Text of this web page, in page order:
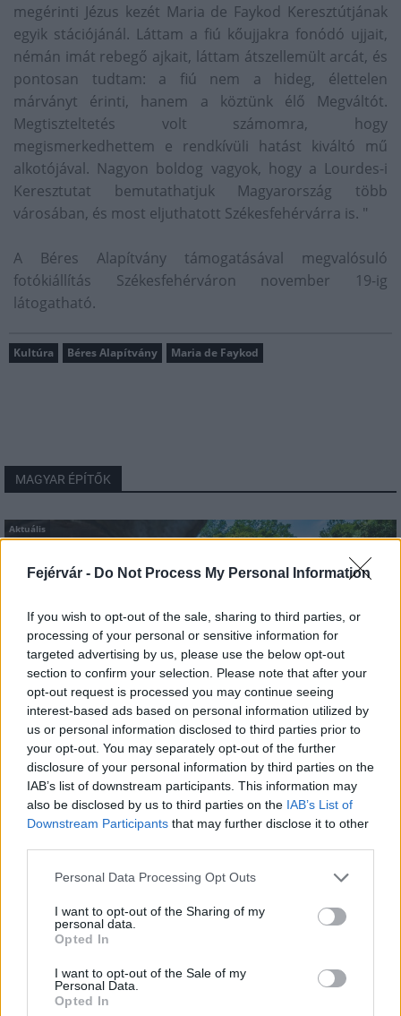
Fejérvár - Do Not Process My Personal Information
If you wish to opt-out of the sale, sharing to third parties, or
processing of your personal or sensitive information for
targeted advertising by us, please use the below opt-out
section to confirm your selection. Please note that after your
opt-out request is processed you may continue seeing
interest-based ads based on personal information utilized by
us or personal information disclosed to third parties prior to
your opt-out. You may separately opt-out of the further
disclosure of your personal information by third parties on the
IAB’s list of downstream participants. This information may
also be disclosed by us to third parties on the IAB’s List of
Downstream Participants that may further disclose it to other
Please note that this website/app uses one or more Google
not limited to your visit or usage behaviour. You may click to
grant or deny consent to Google and its third-party tags to
use your data for below specified purposes in below Google
consent section.
Personal Data Processing Opt Outs
I want to opt-out of the Sharing of my
personal data.
Opted In
I want to opt-out of the Sale of my
Personal Data.
Opted In
megérinti Jézus kezét Maria de Faykod Keresztútjának
egyik stációjánál. Láttam a fiú kőujjakra fonódó ujjait,
némán imát rebegő ajkait, láttam átszellemült arcát, és
pontosan tudtam: a fiú nem a hideg, élettelen
márványt érinti, hanem a köztünk élő Megváltót.
Megtiszteltetés volt számomra, hogy
megismerkedhettem e rendkívüli hatást kiváltó mű
alkotójával. Nagyon boldog vagyok, hogy a Lourdes-i
Keresztutat bemutathatjuk Magyarország több
városában, és most eljuthatott Székesfehérvárra is. "
A Béres Alapítvány támogatásával megvalósuló
fotókiállítás Székesfehérváron november 19-ig
látogatható.
Kultúra Béres Alapítvány Maria de Faykod
MAGYAR ÉPÍTŐK
Aktuális
Tata műemlékfelújítás műemlék restaurálás
Történelmi táj, amelynek minden köve mesél –
megújul a tatai Angolkert
Várkanyarban álló Nepomuki Szent János híd és szobor is.
M1 bővítés: már zajlik a teljesen új